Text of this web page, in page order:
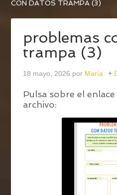
CON DATOS TRAMPA (3)
problemas
trampa (3)
18 mayo, 2026 por María
Pulsa sobre el
archivo: